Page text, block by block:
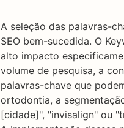
A seleção das palavras-
SEO bem-sucedida. O
alto impacto
volume de pesquisa, a
palavras-chave que
ortodontia, a
[cidade]", "invisalign" ou